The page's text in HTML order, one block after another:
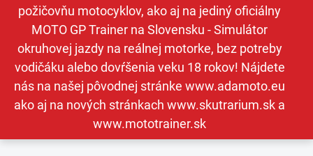
požičovňu motocyklov, ako aj na jediný oficiálny
MOTO GP Trainer na Slovensku - Simulátor
okruhovej jazdy na reálnej motorke, bez potreby
vodičáku alebo dovŕšenia veku 18 rokov! Nájdete
nás na našej pôvodnej stránke www.adamoto.eu
ako aj na nových stránkach www.skutrarium.sk a
www.mototrainer.sk